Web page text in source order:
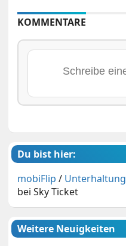
KOMMENTARE
Du bist hier:
mobiFlip / Unterhaltung
bei Sky Ticket
Weitere Neuigkeiten